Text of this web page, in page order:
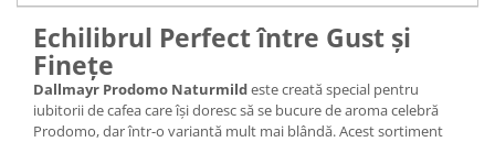
Echilibrul Perfect între Gust și
Finețe
Dallmayr Prodomo Naturmildeste creată special pentru
iubitorii de cafea care își doresc să se bucure de aroma celebră
Prodomo, dar într-o variantă mult mai blândă. Acest sortiment